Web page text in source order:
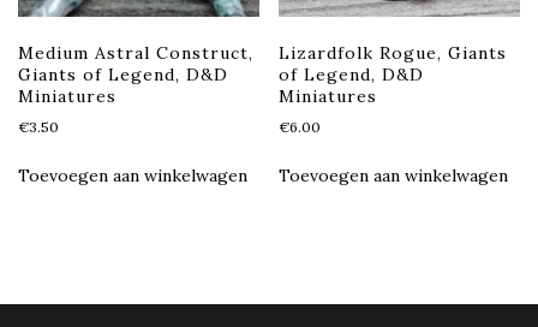
Medium Astral Construct,
Giants of Legend, D&D
Miniatures
€3.50
Toevoegen aan winkelwagen
Lizardfolk Rogue, Giants
of Legend, D&D
Miniatures
€6.00
Toevoegen aan winkelwagen